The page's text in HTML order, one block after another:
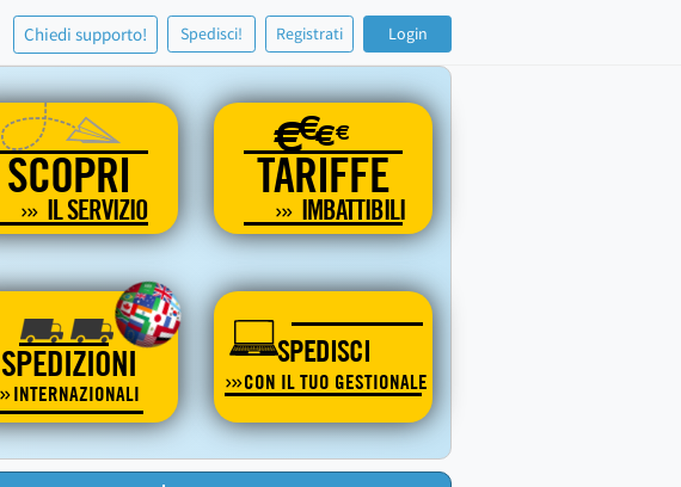
Chiedi supporto! Spedisci! Registrati Login
SCOPRI
IL SERVIZIO
€€€€
TARIFFE
IMBATTIBILI
SPEDIZIONI
INTERNAZIONALI
SPEDISCI
CON IL TUO GESTIONALE